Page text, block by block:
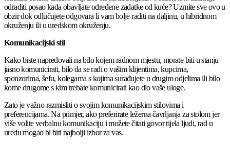
odraditi posao kada obavljate određene zadatke od kuće? Uzmite sve ovo u
obzir dok odlučujete odgovara li vam bolje raditi na daljinu, u hibridnom
okruženju ili u uredskom okruženju.
Komunikacijski stil
Kako biste napredovali na bilo kojem radnom mjestu, morate biti u stanju
jasno komunicirati, bilo da se radi o vašim klijentima, kupcima,
sponzorima, šefu, kolegama s kojima surađujete u drugim odjelima ili bilo
kome drugome s kim trebate komunicirati kao dio vaše uloge.
Zato je važno razmisliti o svojim komunikacijskim stilovima i
preferencijama. Na primjer, ako preferirate ležerna čavrljanja za stolom jer
više volite verbalnu komunikaciju i možete čitati govor tijela ljudi, rad u
uredu mogao bi biti najbolji izbor za vas.